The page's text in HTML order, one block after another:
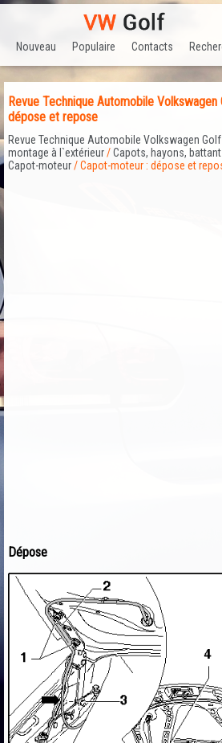
Nouveau Populaire Contacts
Revue Technique Automobile
dépose et repose
Revue Technique Automobile Volkswagen Golf
montage à l`extérieur/Capots, hayons,
Capot-moteur/ Capot-moteur : dépose et
Dépose